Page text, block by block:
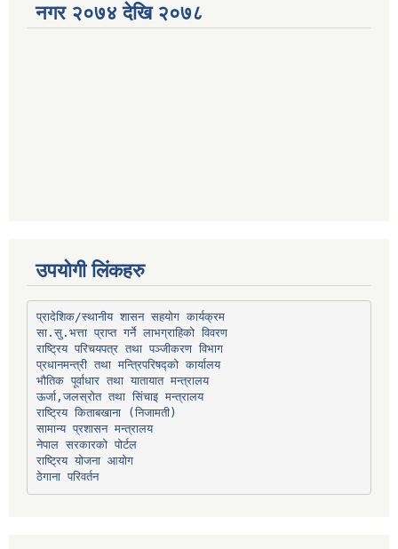
नगर २०७४ देखि २०७८
उपयोगी लिंकहरु
प्रादेशिक/स्थानीय शासन सहयोग कार्यक्रम
सा.सु.भत्ता प्राप्त गर्ने लाभग्राहिको विवरण
राष्ट्रिय परिचयपत्र तथा पञ्‍जीकरण विभाग
प्रधानमन्त्री तथा मन्त्रिपरिषद्को कार्यालय
भौतिक पूर्वाधार तथा यातायात मन्त्रालय
ऊर्जा,जलस्रोत तथा सिंचाइ मन्त्रालय
सामान्य प्रशासन मन्त्रालय
नेपाल सरकारको पोर्टल
राष्ट्रिय योजना आयोग
ठेगाना परिवर्तन